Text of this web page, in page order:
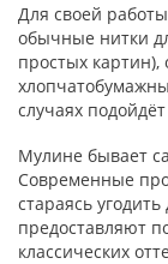
Для своей
обычные нитки
простых
случаях
Мулине бывает
Современные
стараясь
предоставляют
классических